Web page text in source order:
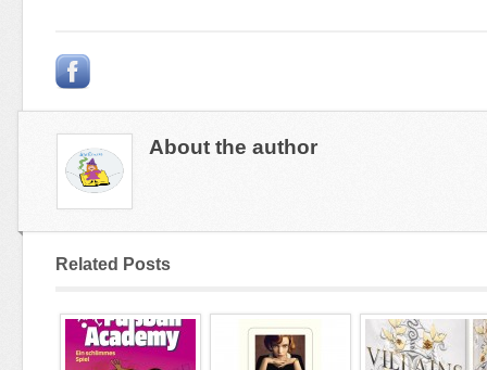
About the author
Related Posts